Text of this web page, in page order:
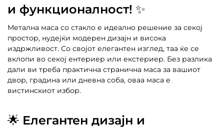
и функционалност! ✨
Метална маса со стакло е идеално решение за секој
простор, нудејќи модерен дизајн и висока
издржливост. Со својот елегантен изглед, таа ќе се
вклопи во секој ентериер или екстериер. Без разлика
дали ви треба практична странична маса за вашиот
двор, градина или дневна соба, оваа маса е
вистинскиот избор.
🌟 Елегантен дизајн и